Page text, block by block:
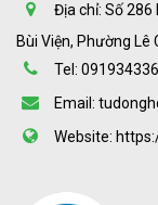
Địa chỉ: Số 286
Bùi Viện, Phường Lê
Tel:
Email:
Website: